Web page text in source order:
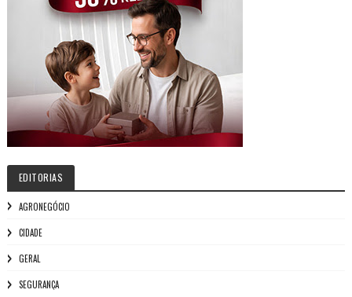
EDITORIAS
AGRONEGÓCIO
CIDADE
GERAL
SEGURANÇA